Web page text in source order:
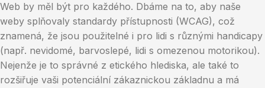
Web by měl být pro každého. Dbáme na to, aby naše
weby splňovaly standardy přístupnosti (WCAG), což
znamená, že jsou použitelné i pro lidi s různými handicapy
(např. nevidomé, barvoslepé, lidi s omezenou motorikou).
Nejenže je to správné z etického hlediska, ale také to
rozšiřuje vaši potenciální zákaznickou základnu a má